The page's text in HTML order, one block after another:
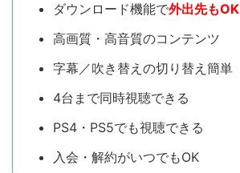
ダウンロード機能で外出先もOK
高画質・高音質のコンテンツ
字幕／吹き替えの切り替え簡単
4台まで同時視聴できる
PS4・PS5でも視聴できる
入会・解約がいつでもOK